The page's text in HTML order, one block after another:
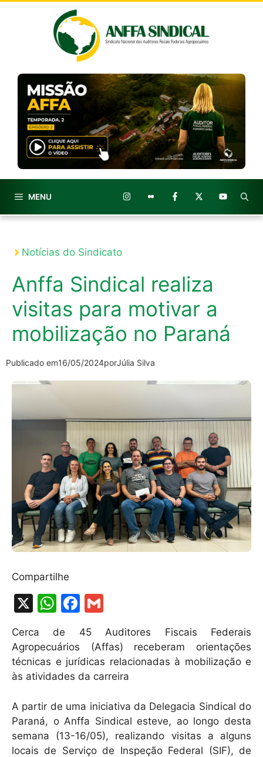
MENU
Notícias do Sindicato
Anffa Sindical realiza
visitas para motivar a
mobilização no Paraná
Publicado em16/05/2024porJúlia Silva
Compartilhe
X
W
h
at
s
A
p
F
a
c
e
b
o
o
k
m
ai
l
Cerca de 45 Auditores Fiscais Federais
Agropecuários (Affas) receberam orientações
técnicas e jurídicas relacionadas à mobilização e
às atividades da carreira
A partir de uma iniciativa da Delegacia Sindical do
Paraná, o Anffa Sindical esteve, ao longo desta
semana (13-16/05), realizando visitas a alguns
locais de Serviço de Inspeção Federal (SIF), de